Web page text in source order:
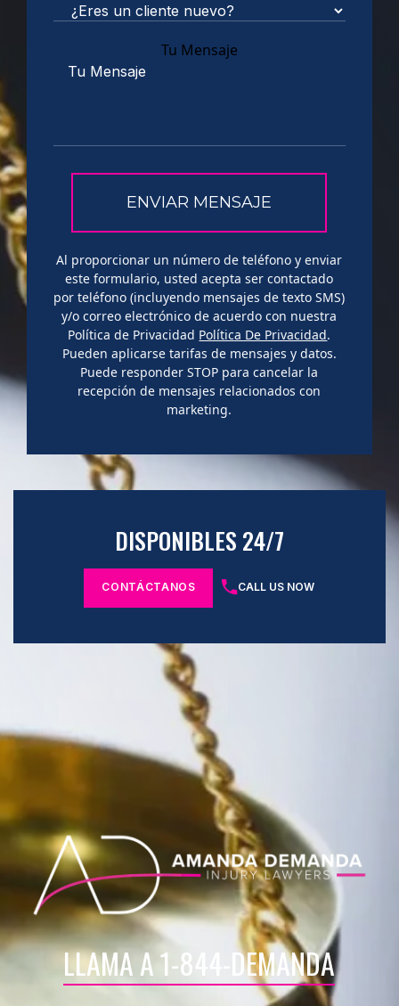
Tu Mensaje
Al proporcionar un número de teléfono y enviar
este formulario, usted acepta ser contactado
por teléfono (incluyendo mensajes de texto SMS)
y/o correo electrónico de acuerdo con nuestra
Política de Privacidad Política De Privacidad.
Pueden aplicarse tarifas de mensajes y datos.
Puede responder STOP para cancelar la
recepción de mensajes relacionados con
marketing.
DISPONIBLES 24/7
CONTÁCTANOS CALL US NOW
LLAMA A 1-844-DEMANDA